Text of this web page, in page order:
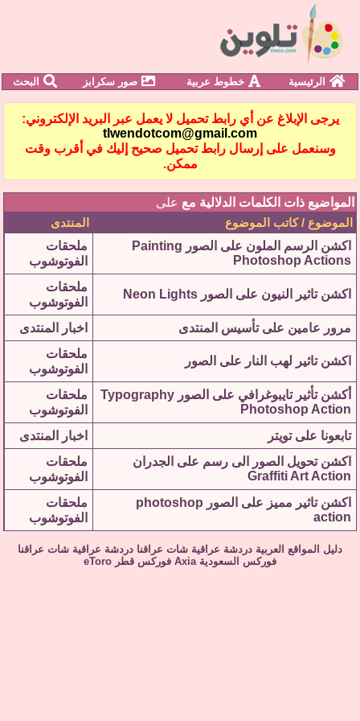
الرئيسية خطوط عربية صور سكرابز البحث
يرجى الإبلاغ عن أي رابط تحميل لا يعمل عبر البريد الإلكتروني:
tlwendotcom@gmail.com
وسنعمل على إرسال رابط تحميل صحيح إليك في أقرب وقت
ممكن.
المواضيع ذات الكلمات الدلالية مع على
الموضوع / كاتب الموضوع المنتدى
اكشن الرسم الملون على الصور Painting
Photoshop Actions
ملحقات
الفوتوشوب
اكشن تاثير النيون على الصور Neon Lights
ملحقات
الفوتوشوب
مرور عامين على تأسيس المنتدى
اخبار المنتدى
اكشن تاثير لهب النار على الصور
ملحقات
الفوتوشوب
أكشن تأثير تايبوغرافي على الصور Typography
Photoshop Action
ملحقات
الفوتوشوب
تابعونا على تويتر
اخبار المنتدى
اكشن تحويل الصور الى رسم على الجدران
Graffiti Art Action
ملحقات
الفوتوشوب
اكشن تاثير مميز على الصور photoshop
action
ملحقات
الفوتوشوب
دليل المواقع العربية دردشة عراقية شات عراقنا دردشة عراقية شات عراقنا
فوركس السعودية Axia فوركس قطر eToro